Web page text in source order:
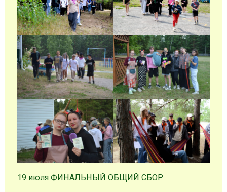
19 июля ФИНАЛЬНЫЙ ОБЩИЙ СБОР